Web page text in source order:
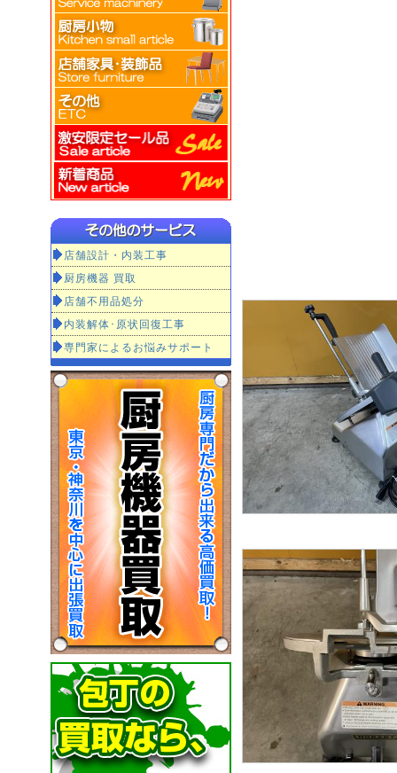
店舗設計・内装工事
厨房機器 買取
店舗不用品処分
内装解体･原状回復工事
専門家によるお悩みサポート